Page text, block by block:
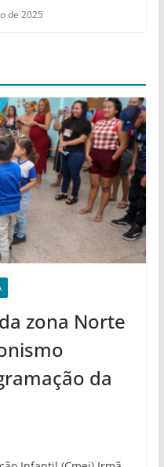
de 2025
zona Norte
da